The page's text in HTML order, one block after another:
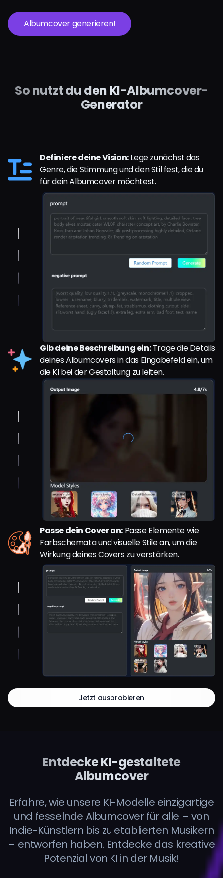
Albumcover generieren!
So nutzt du den KI-Albumcover-
Generator
Definiere deine Vision:Lege zunächst das
Genre, die Stimmung und den Stil fest, die du
für dein Albumcover möchtest.
Gib deine Beschreibung ein:Trage die Details
deines Albumcovers in das Eingabefeld ein, um
die KI bei der Gestaltung zu leiten.
Passe dein Cover an: Passe Elemente wie
Farbschemata und visuelle Stile an, um die
Wirkung deines Covers zu verstärken.
Jetzt ausprobieren
Entdecke KI-gestaltete
Albumcover
Erfahre, wie unsere KI-Modelle einzigartige
und fesselnde Albumcover für alle – von
Indie-Künstlern bis zu etablierten Musikern
– entworfen haben. Entdecke das kreative
Potenzial von KI in der Musik!